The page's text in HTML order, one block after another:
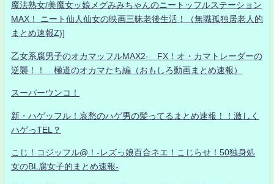
魔法熟女/美魔女ッ娘メグみみちゃんのニートッフルステーション
MAX！ ニート仙人仙女の映画三昧老後生活！（無職孤独居老人的
まとめ速報Z)]
乙女系腐男子のオカマッフルMAX2- FX！オ・カマトレーダーの
逆襲！！ 極道のオカマたち編（おもしろ動画まとめ速報）
スーパーウンコ！
新・ハゲッフル！哀愁のハゲ男の髪ってるまとめ速報！！激しく
ハゲっTEL？
こじ！コジッフル@！-レズっ娘百合ネエ！こじらせ！50独身処
女のBL腐女子的まとめ速報-